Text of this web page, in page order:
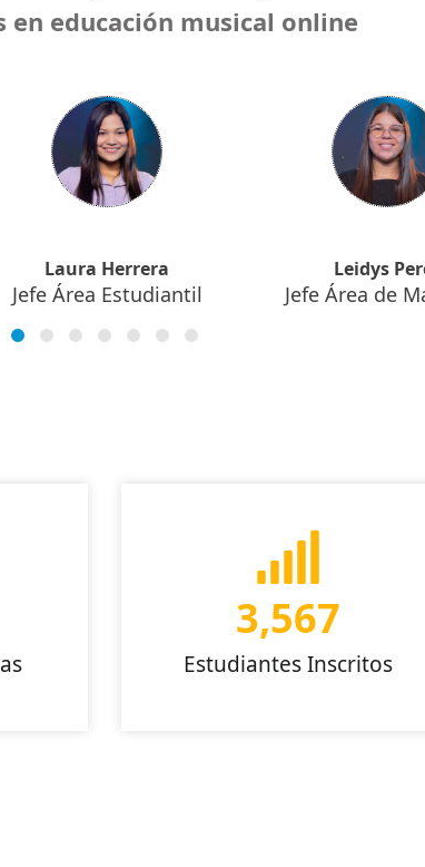
en educación musical online
Laura Herrera
Jefe Área Estudiantil
Leidys
Jefe Área de
Estudiantes Inscritos
3,567